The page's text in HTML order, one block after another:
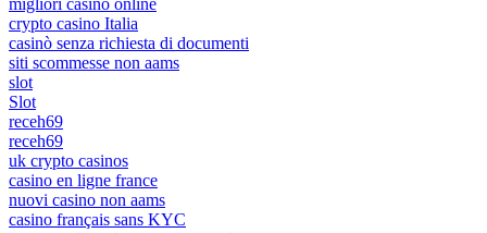
crypto casino Italia
casinò senza richiesta di documenti
siti scommesse non aams
slot
Slot
receh69
receh69
uk crypto casinos
casino en ligne france
nuovi casino non aams
casino français sans KYC